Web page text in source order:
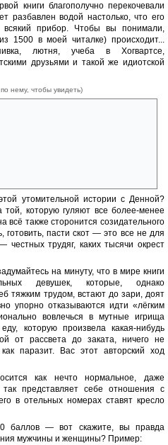
книги благополучно перекочевали
водой настолько, что его
прибор. Чтобы вы понимали,
1500 в моей читалке) происходит...
лютня, учеба в Хогвартсе,
друзьями и такой же идиотской
по нему, чтобы увидеть)
утомительной истории с Денной?
той, которую гуляют все более-менее
также сторонится созидательного
готовить, пасти скот — это все не для
трудяг, каких тысячи окрест
на минуту, что в мире книги
девушек, которые, однако
тяжким трудом, встают до зари, доят
упорно отказываются идти «лёгким
вовлечься в мутные игрища
которую произвела какая-нибудь
от рассвета до заката, ничего не
паразит. Вас этот авторский ход
как нечто нормальное, даже
представляет себе отношения с
в отельных номерах ставят кресло
баллов — вот скажите, вы правда
мужчины и женщины? Пример: